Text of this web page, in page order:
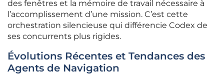
des fenêtres et la mémoire de travail nécessaire à
l’accomplissement d’une mission. C’est cette
orchestration silencieuse qui différencie Codex de
ses concurrents plus rigides.
Évolutions Récentes et Tendances des
Agents de Navigation